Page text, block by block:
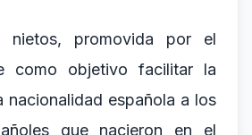
promovida por el
como objetivo facilitar la
nacionalidad española a los
que nacieron en el